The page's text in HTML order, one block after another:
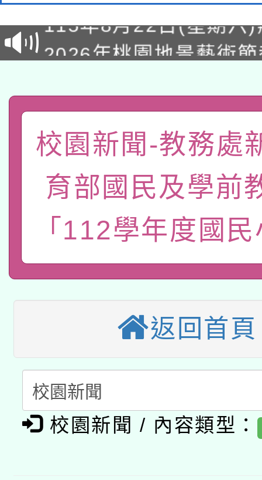
用水績優單位及節水達
桃園市孔廟祈福系列
2026年桃園地景藝術
關事宜
轉知教育部國民及學前
國立臺灣師範大學辦理
年度健康促進學校輔導
業成長研習」實施計畫
函轉國家教育研究院中
族教育國際趨勢與發展
轉知教育部國民及學前
新北市政府教育局辦理
師專業成長研習實施
方素養工作坊新北場」
函轉國立臺灣師範大學
族語言臺北學習中心
轉知有關國立成功大學
件」活動簡章
年度COVID-19疫苗接
接種對象擴大為「滿6
月28日止
轉知經濟部水利署委託
業技術研究院辦理「
用水績優單位及節水達
動」
115年8月22日(星期六
桃園市孔廟祈福系列
開 智慧啟航」
2026年桃園地景藝術
「2026桃園藝術巡演
關事宜
轉知教育部國民及學前
國立臺灣師範大學辦
函轉國家教育研究院中
校園新聞-教務處
育部國民及學前
「112學年度國
返回首頁
校園新聞 / 內容類型：